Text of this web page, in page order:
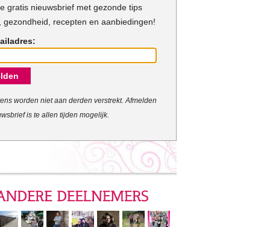
gratis nieuwsbrief met gezonde tips
gezondheid, recepten en aanbiedingen!
worden niet aan derden verstrekt. Afmelden
is te allen tijden mogelijk.